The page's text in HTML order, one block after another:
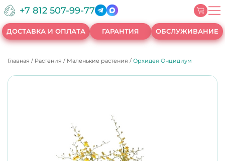
+7 812 507-99-77
ДОСТАВКА И ОПЛАТА ГАРАНТИЯ ОБСЛУЖИВАНИЕ
Главная / Растения / Маленькие растения /Орхидея Онцидиум